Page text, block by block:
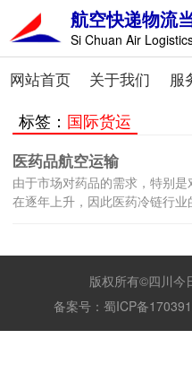
航空快递物流
Si Chuan Air
网站首页 关于我们 服
标签： 国际货运
医药品航空运输
由于市场对药品的需求，特别
在逐年上升，因此医药冷链行
版权所有©四川今
备案号： 蜀ICP备